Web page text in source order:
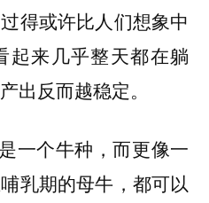
得或许比人们想象中
起来几乎整天都在躺
出反而越稳定。
一个牛种，而更像一
乳期的母牛，都可以